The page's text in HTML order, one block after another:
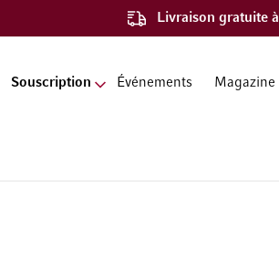
Livraison gratuite
Souscription Événements Magazine